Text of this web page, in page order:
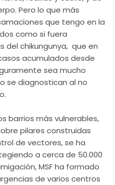
Pero lo que más
que tengo en la
como si fuera
del chikungunya, que en
acumulados desde
sea mucho
se diagnostican al no
barrios más vulnerables,
pilares construidas
de vectores, se ha
a cerca de 50.000
MSF ha formado
de varios centros